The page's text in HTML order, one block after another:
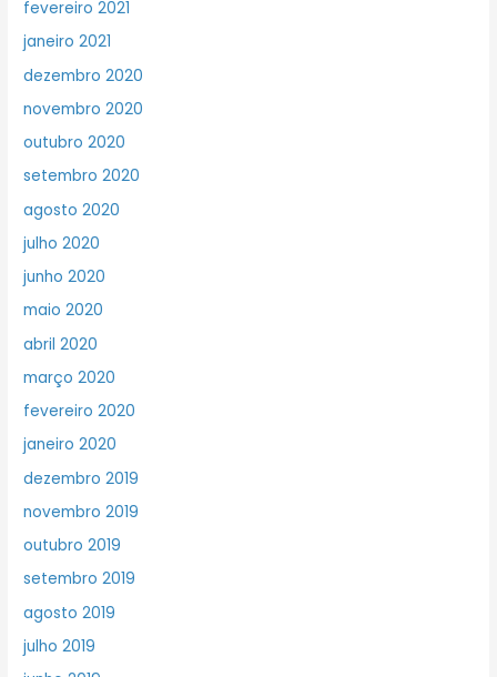
fevereiro 2021
janeiro 2021
dezembro 2020
novembro 2020
outubro 2020
setembro 2020
agosto 2020
julho 2020
junho 2020
maio 2020
abril 2020
março 2020
fevereiro 2020
janeiro 2020
dezembro 2019
novembro 2019
outubro 2019
setembro 2019
agosto 2019
julho 2019